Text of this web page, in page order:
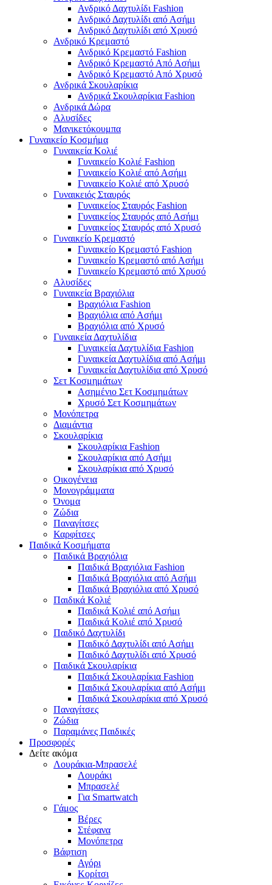
Ανδρικό Δαχτυλίδι Fashion
Ανδρικό Δαχτυλίδι από Ασήμι
Ανδρικό Δαχτυλίδι από Χρυσό
Ανδρικό Κρεμαστό
Ανδρικό Κρεμαστό Fashion
Ανδρικό Κρεμαστό Από Ασήμι
Ανδρικό Κρεμαστό Από Χρυσό
Ανδρικά Σκουλαρίκια
Ανδρικά Σκουλαρίκια Fashion
Ανδρικά Δώρα
Αλυσίδες
Μανικετόκουμπα
Γυναικείο Κοσμήμα
Γυναικεία Κολιέ
Γυναικείο Κολιέ Fashion
Γυναικείο Κολιέ από Ασήμι
Γυναικείο Κολιέ από Χρυσό
Γυναικειός Σταυρός
Γυναικείος Σταυρός Fashion
Γυναικείος Σταυρός από Ασήμι
Γυναικείος Σταυρός από Χρυσό
Γυναικείο Κρεμαστό
Γυναικείο Κρεμαστό Fashion
Γυναικείο Κρεμαστό από Ασήμι
Γυναικείο Κρεμαστό από Χρυσό
Αλυσίδες
Γυναικεία Βραχιόλια
Βραχιόλια Fashion
Βραχιόλια από Ασήμι
Βραχιόλια από Χρυσό
Γυναικεία Δαχτυλίδια
Γυναικεία Δαχτυλίδια Fashion
Γυναικεία Δαχτυλίδια από Ασήμι
Γυναικεία Δαχτυλίδια από Χρυσό
Σετ Κοσμημάτων
Ασημένιο Σετ Κοσμημάτων
Χρυσό Σετ Κοσμημάτων
Μονόπετρα
Διαμάντια
Σκουλαρίκια
Σκουλαρίκια Fashion
Σκουλαρίκια από Ασήμι
Σκουλαρίκια από Χρυσό
Οικογένεια
Μονογράμματα
Όνομα
Ζώδια
Παναγίτσες
Καρφίτσες
Παιδικά Κοσμήματα
Παιδικά Βραχιόλια
Παιδικά Βραχιόλια Fashion
Παιδικά Βραχιόλια από Ασήμι
Παιδικά Βραχιόλια από Χρυσό
Παιδικά Κολιέ
Παιδικά Κολιέ από Ασήμι
Παιδικά Κολιέ από Χρυσό
Παιδικό Δαχτυλίδι
Παιδικό Δαχτυλίδι από Ασήμι
Παιδικό Δαχτυλίδι από Χρυσό
Παιδικά Σκουλαρίκια
Παιδικά Σκουλαρίκια Fashion
Παιδικά Σκουλαρίκια από Ασήμι
Παιδικά Σκουλαρίκια από Χρυσό
Παναγίτσες
Ζώδια
Παραμάνες Παιδικές
Προσφορές
Δείτε ακόμα
Λουράκια-Μπρασελέ
Λουράκι
Μπρασελέ
Για Smartwatch
Γάμος
Βέρες
Στέφανα
Μονόπετρα
Βάφτιση
Αγόρι
Κορίτσι